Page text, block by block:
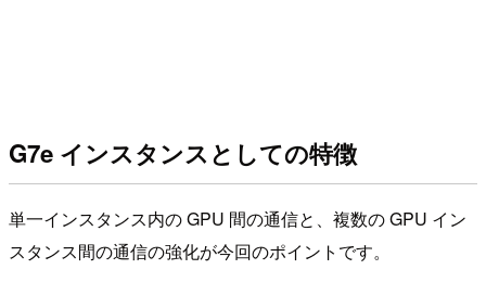
G7e インスタンスとしての特徴
単一インスタンス内の GPU 間の通信と、複数の GPU イン
スタンス間の通信の強化が今回のポイントです。